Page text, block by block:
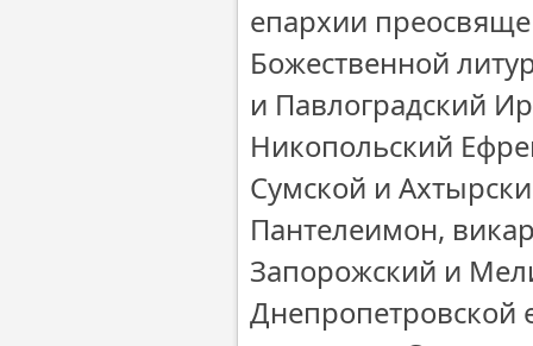
епархии
Божественной
и Павлоградский
Никопольский
Сумской и
Пантелеимон,
Запорожский и
Днепропетровской